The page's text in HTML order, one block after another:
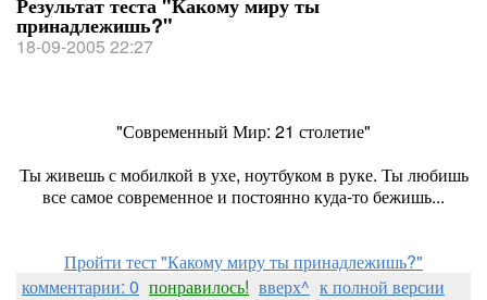
принадлежишь?"
18-09-2005 22:27
"Современный Мир: 21 столетие"
Ты живешь с мобилкой в ухе, ноутбуком в руке. Ты любишь
все самое современное и постоянно куда-то бежишь...
Пройти тест "Какому миру ты принадлежишь?"
комментарии: 0 понравилось! вверх^ к полной версии